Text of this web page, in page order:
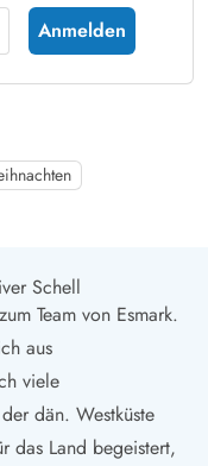
Anmelden
Schell
Team von Esmark.
aus
viele
dän. Westküste
das Land begeistert,